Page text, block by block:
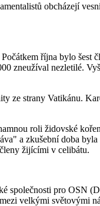
obcházejí
října bylo šest
zneužíval nezletilé.
ze strany Vatikánu.
roli židovské
a zkušební doba
žijícími v celibátu.
společnosti pro OSN
velkými světovými